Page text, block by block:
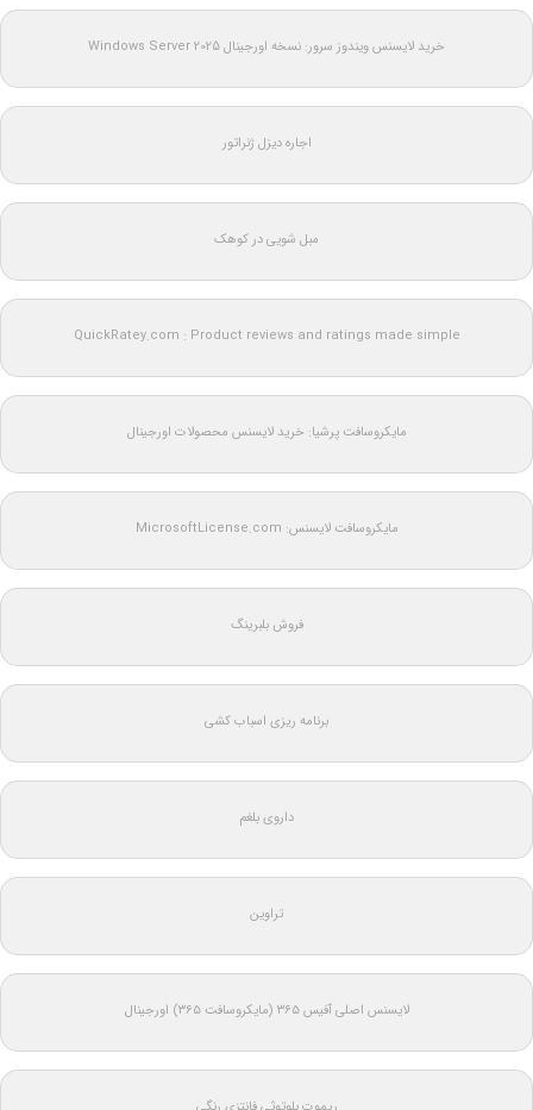
خرید لایسنس ویندوز سرور: نسخه اورجینال Windows Server 2025
اجاره دیزل ژنراتور
مبل شویی در کوهک
QuickRatey.com : Product reviews and ratings made simple
مایکروسافت پرشیا: خرید لایسنس محصولات اورجینال
مایکروسافت لایسنس: MicrosoftLicense.com
فروش بلبرینگ
برنامه ریزی اسباب کشی
داروی بلغم
تراوین
لایسنس اصلی آفیس ۳۶۵ (مایکروسافت ۳۶۵) اورجینال